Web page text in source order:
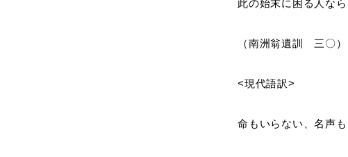
此の始末に困る人な
（南洲翁遺訓 三〇）
<現代語訳>
命もいらない、名声